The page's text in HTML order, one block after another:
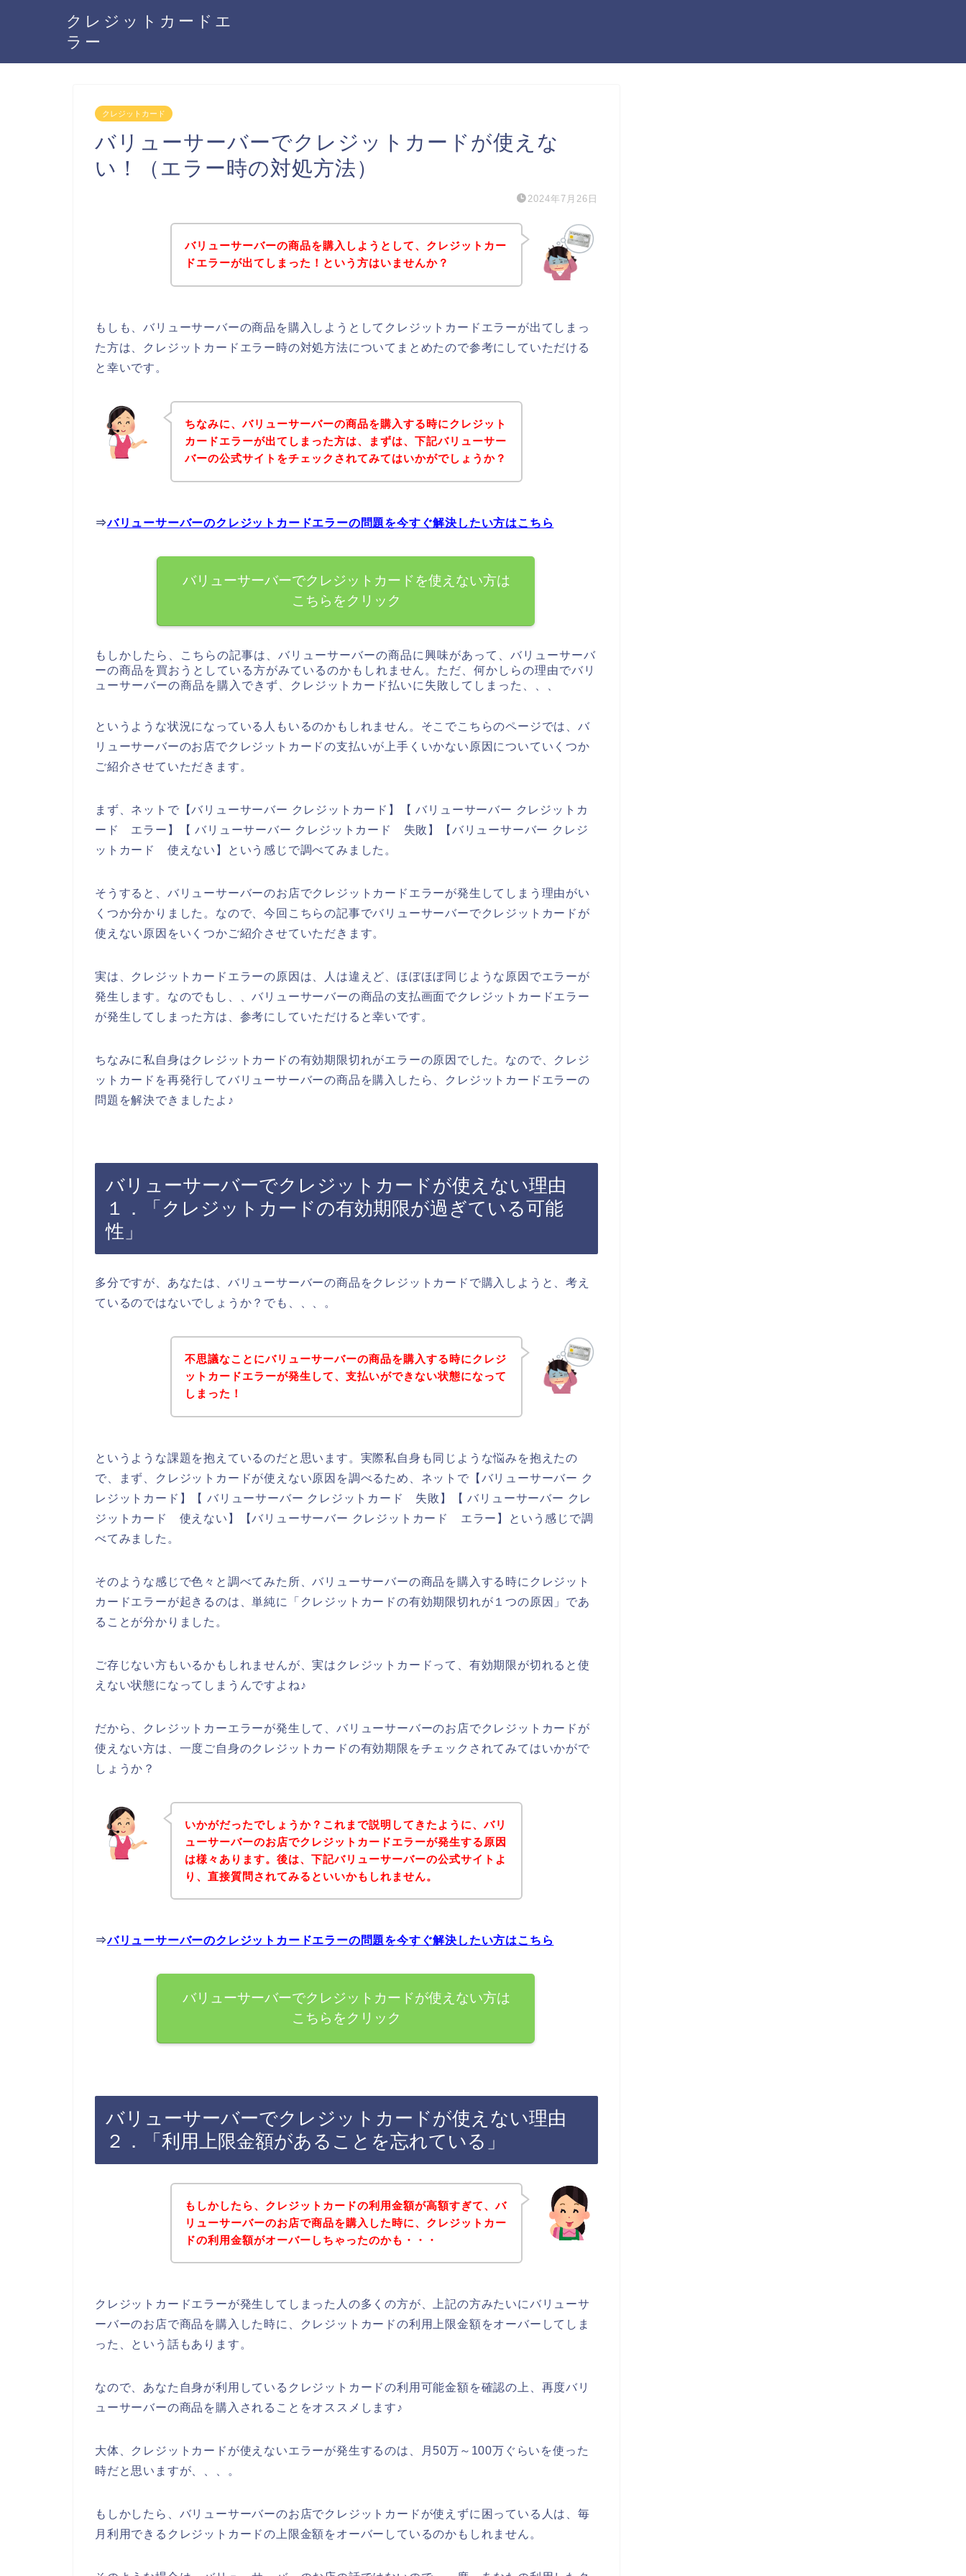
クレジットカードエ
ラー
クレジットカード
バリューサーバーでクレジットカードが使えな
い！（エラー時の対処方法）
2024年7月26日
バリューサーバーの商品を購入しようとして、クレジットカー
ドエラーが出てしまった！という方はいませんか？
もしも、バリューサーバーの商品を購入しようとしてクレジットカードエラーが出てしまっ
た方は、クレジットカードエラー時の対処方法についてまとめたので参考にしていただける
と幸いです。
ちなみに、バリューサーバーの商品を購入する時にクレジット
カードエラーが出てしまった方は、まずは、下記バリューサー
バーの公式サイトをチェックされてみてはいかがでしょうか？
⇒バリューサーバーのクレジットカードエラーの問題を今すぐ解決したい方はこちら
バリューサーバーでクレジットカードを使えない方は
こちらをクリック
もしかしたら、こちらの記事は、バリューサーバーの商品に興味があって、バリューサーバ
ーの商品を買おうとしている方がみているのかもしれません。ただ、何かしらの理由でバリ
ューサーバーの商品を購入できず、クレジットカード払いに失敗してしまった、、、
というような状況になっている人もいるのかもしれません。そこでこちらのページでは、バ
リューサーバーのお店でクレジットカードの支払いが上手くいかない原因についていくつか
ご紹介させていただきます。
まず、ネットで【バリューサーバー クレジットカード】【 バリューサーバー クレジットカ
ード エラー】【 バリューサーバー クレジットカード 失敗】【バリューサーバー クレジ
ットカード 使えない】という感じで調べてみました。
そうすると、バリューサーバーのお店でクレジットカードエラーが発生してしまう理由がい
くつか分かりました。なので、今回こちらの記事でバリューサーバーでクレジットカードが
使えない原因をいくつかご紹介させていただきます。
実は、クレジットカードエラーの原因は、人は違えど、ほぼほぼ同じような原因でエラーが
発生します。なのでもし、、バリューサーバーの商品の支払画面でクレジットカードエラー
が発生してしまった方は、参考にしていただけると幸いです。
ちなみに私自身はクレジットカードの有効期限切れがエラーの原因でした。なので、クレジ
ットカードを再発行してバリューサーバーの商品を購入したら、クレジットカードエラーの
問題を解決できましたよ♪
バリューサーバーでクレジットカードが使えない理由
１．「クレジットカードの有効期限が過ぎている可能
性」
多分ですが、あなたは、バリューサーバーの商品をクレジットカードで購入しようと、考え
ているのではないでしょうか？でも、、、。
不思議なことにバリューサーバーの商品を購入する時にクレジ
ットカードエラーが発生して、支払いができない状態になって
しまった！
というような課題を抱えているのだと思います。実際私自身も同じような悩みを抱えたの
で、まず、クレジットカードが使えない原因を調べるため、ネットで【バリューサーバー ク
レジットカード】【 バリューサーバー クレジットカード 失敗】【 バリューサーバー クレ
ジットカード 使えない】【バリューサーバー クレジットカード エラー】という感じで調
べてみました。
そのような感じで色々と調べてみた所、バリューサーバーの商品を購入する時にクレジット
カードエラーが起きるのは、単純に「クレジットカードの有効期限切れが１つの原因」であ
ることが分かりました。
ご存じない方もいるかもしれませんが、実はクレジットカードって、有効期限が切れると使
えない状態になってしまうんですよね♪
だから、クレジットカーエラーが発生して、バリューサーバーのお店でクレジットカードが
使えない方は、一度ご自身のクレジットカードの有効期限をチェックされてみてはいかがで
しょうか？
いかがだったでしょうか？これまで説明してきたように、バリ
ューサーバーのお店でクレジットカードエラーが発生する原因
は様々あります。後は、下記バリューサーバーの公式サイトよ
り、直接質問されてみるといいかもしれません。
⇒バリューサーバーのクレジットカードエラーの問題を今すぐ解決したい方はこちら
バリューサーバーでクレジットカードが使えない方は
こちらをクリック
バリューサーバーでクレジットカードが使えない理由
２．「利用上限金額があることを忘れている」
もしかしたら、クレジットカードの利用金額が高額すぎて、バ
リューサーバーのお店で商品を購入した時に、クレジットカー
ドの利用金額がオーバーしちゃったのかも・・・
クレジットカードエラーが発生してしまった人の多くの方が、上記の方みたいにバリューサ
ーバーのお店で商品を購入した時に、クレジットカードの利用上限金額をオーバーしてしま
った、という話もあります。
なので、あなた自身が利用しているクレジットカードの利用可能金額を確認の上、再度バリ
ューサーバーの商品を購入されることをオススメします♪
大体、クレジットカードが使えないエラーが発生するのは、月50万～100万ぐらいを使った
時だと思いますが、、、。
もしかしたら、バリューサーバーのお店でクレジットカードが使えずに困っている人は、毎
月利用できるクレジットカードの上限金額をオーバーしているのかもしれません。